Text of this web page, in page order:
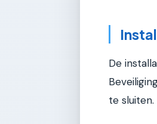
De
te sluiten.